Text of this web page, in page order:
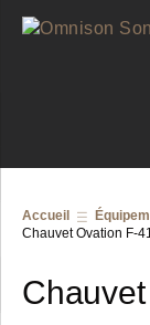
Accueil
Chauvet Ovation F-